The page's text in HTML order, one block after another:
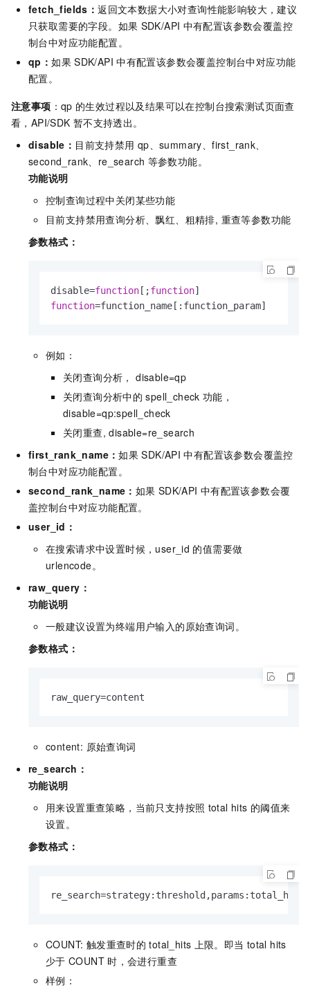
fetch_fields：返回文本数据大小对查询性能影响较大，建议
只获取需要的字段。如果 SDK/API 中有配置该参数会覆盖控
制台中对应功能配置。
qp：如果 SDK/API 中有配置该参数会覆盖控制台中对应功能
配置。
注意事项 ：qp 的生效过程以及结果可以在控制台搜索测试页面查
看，API/SDK 暂不支持透出。
disable： 目前支持禁用 qp、summary、first_rank、
second_rank、re_search 等参数功能。
功能说明
控制查询过程中关闭某些功能
目前支持禁用查询分析、飘红、粗精排, 重查等参数功能
参数格式：
disable=function [;function
function=function_name[:function_param]
例如：
关闭查询分析， disable=qp
关闭查询分析中的 spell_check 功能，
disable=qp:spell_check
关闭重查, disable=re_search
first_rank_name：如果 SDK/API 中有配置该参数会覆盖控
制台中对应功能配置。
second_rank_name： 如果 SDK/API 中有配置该参数会覆
盖控制台中对应功能配置。
user_id：
在搜索请求中设置时候，user_id 的值需要做
urlencode。
raw_query：
功能说明
一般建议设置为终端用户输入的原始查询词。
参数格式：
raw_query=content
content: 原始查询词
re_search：
功能说明
用来设置重查策略，当前只支持按照 total hits 的阈值来
设置。
参数格式：
COUNT: 触发重查时的 total_hits 上限。即当 total hits
少于 COUNT 时，会进行重查
样例：